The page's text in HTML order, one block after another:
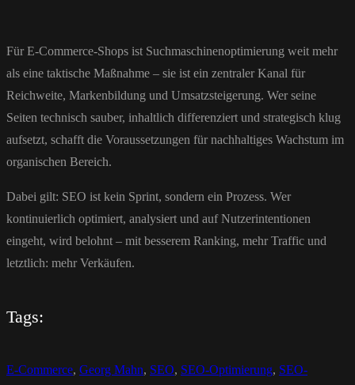
Für E-Commerce-Shops ist Suchmaschinenoptimierung weit mehr
als eine taktische Maßnahme – sie ist ein zentraler Kanal für
Reichweite, Markenbildung und Umsatzsteigerung. Wer seine
Seiten technisch sauber, inhaltlich differenziert und strategisch klug
aufsetzt, schafft die Voraussetzungen für nachhaltiges Wachstum im
organischen Bereich.
Dabei gilt: SEO ist kein Sprint, sondern ein Prozess. Wer
kontinuierlich optimiert, analysiert und auf Nutzerintentionen
eingeht, wird belohnt – mit besserem Ranking, mehr Traffic und
letztlich: mehr Verkäufen.
Tags:
E-Commerce, Georg Mahn, SEO, SEO-Optimierung, SEO-